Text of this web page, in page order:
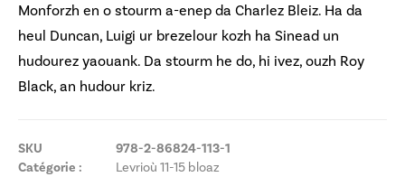
Monforzh en o stourm a-enep da Charlez Bleiz. Ha da
heul Duncan, Luigi ur brezelour kozh ha Sinead un
hudourez yaouank. Da stourm he do, hi ivez, ouzh Roy
Black, an hudour kriz.
SKU
978-2-86824-113-1
Catégorie :
Levrioù 11-15 bloaz